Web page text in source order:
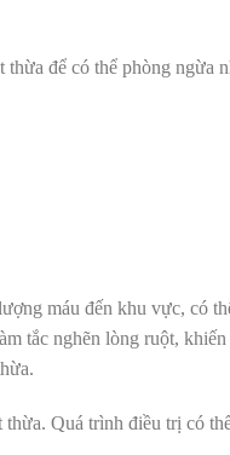
để có thể phòng ngừa
máu đến khu vực, có
tắc nghẽn lòng ruột,
Quá trình điều trị có